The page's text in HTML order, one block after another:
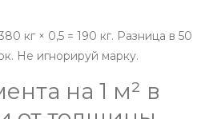
кг × 0,5 = 190 кг. Разница в 50
Не игнорируй марку.
на 1 м² в